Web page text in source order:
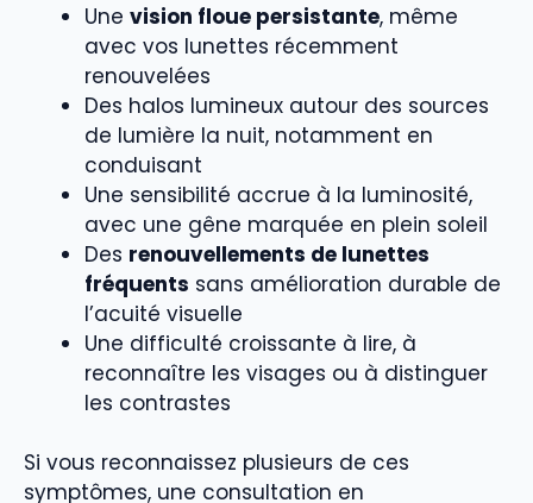
Une vision floue persistante, même
avec vos lunettes récemment
renouvelées
Des halos lumineux autour des sources
de lumière la nuit, notamment en
conduisant
Une sensibilité accrue à la luminosité,
avec une gêne marquée en plein soleil
Des renouvellements de lunettes
fréquents sans amélioration durable de
l’acuité visuelle
Une difficulté croissante à lire, à
reconnaître les visages ou à distinguer
les contrastes
Si vous reconnaissez plusieurs de ces
symptômes, une consultation en